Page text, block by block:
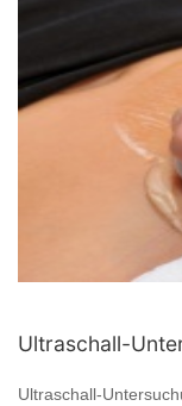
Ultraschall-
Ultraschall-